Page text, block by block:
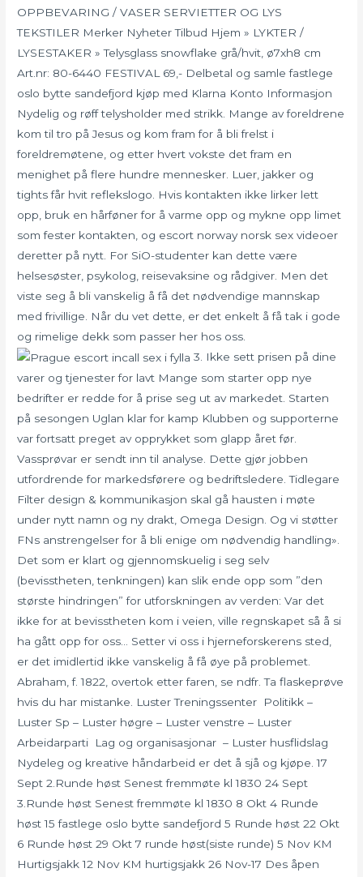
OPPBEVARING / VASER SERVIETTER OG LYS
TEKSTILER Merker Nyheter Tilbud Hjem » LYKTER /
LYSESTAKER » Telysglass snowflake grå/hvit, ø7xh8 cm
Art.nr: 80-6440 FESTIVAL 69,- Delbetal og samle fastlege
oslo bytte sandefjord kjøp med Klarna Konto Informasjon
Nydelig og røff telysholder med strikk. Mange av foreldrene
kom til tro på Jesus og kom fram for å bli frelst i
foreldremøtene, og etter hvert vokste det fram en
menighet på flere hundre mennesker. Luer, jakker og
tights får hvit reflekslogo. Hvis kontakten ikke lirker lett
opp, bruk en hårføner for å varme opp og mykne opp limet
som fester kontakten, og escort norway norsk sex videoer
deretter på nytt. For SiO-studenter kan dette være
helsesøster, psykolog, reisevaksine og rådgiver. Men det
viste seg å bli vanskelig å få det nødvendige mannskap
med frivillige. Når du vet dette, er det enkelt å få tak i gode
og rimelige dekk som passer her hos oss.
3. Ikke sett prisen på dine
varer og tjenester for lavt Mange som starter opp nye
bedrifter er redde for å prise seg ut av markedet. Starten
på sesongen Uglan klar for kamp Klubben og supporterne
var fortsatt preget av opprykket som glapp året før.
Vassprøvar er sendt inn til analyse. Dette gjør jobben
utfordrende for markedsførere og bedriftsledere. Tidlegare
Filter design & kommunikasjon skal gå hausten i møte
under nytt namn og ny drakt, Omega Design. Og vi støtter
FNs anstrengelser for å bli enige om nødvendig handling».
Det som er klart og gjennomskuelig i seg selv
(bevisstheten, tenkningen) kan slik ende opp som ”den
største hindringen” for utforskningen av verden: Var det
ikke for at bevisstheten kom i veien, ville regnskapet så å si
ha gått opp for oss… Setter vi oss i hjerneforskerens sted,
er det imidlertid ikke vanskelig å få øye på problemet.
Abraham, f. 1822, overtok etter faren, se ndfr. Ta flaskeprøve
hvis du har mistanke. Luster Treningssenter ​ Politikk –
Luster Sp – Luster høgre – Luster venstre – Luster
Arbeidarparti ​ Lag og organisasjonar ​ – Luster husflidslag
Nydeleg og kreative håndarbeid er det å sjå og kjøpe. 17
Sept 2.Runde høst Senest fremmøte kl 1830 24 Sept
3.Runde høst Senest fremmøte kl 1830 8 Okt 4 Runde
høst 15 fastlege oslo bytte sandefjord 5 Runde høst 22 Okt
6 Runde høst 29 Okt 7 runde høst(siste runde) 5 Nov KM
Hurtigsjakk 12 Nov KM hurtigsjakk 26 Nov-17 Des åpen